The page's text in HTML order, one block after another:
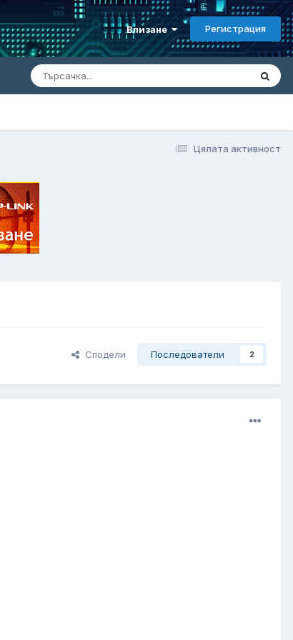
Влизане Регистрация
Цялата активност
Сподели Последователи 2